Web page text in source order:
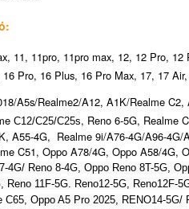
11, 11pro, 11pro max, 12, 12 Pro,
16 Pro, 16 Plus, 16 Pro Max, 17, 17
A5s/Realme2/A12, A1K/Realme
C12/C25/C25s, Reno 6-5G, Realme
A55-4G, Realme 9i/A76-4G/A96-
C51, Oppo A78/4G, Oppo A58/4G,
4G/ Reno 8-4G, Oppo Reno 8T-5G,
11F-5G. Reno12-5G, Reno12F-
C65, Oppo A5 Pro 2025, RENO14-5G/